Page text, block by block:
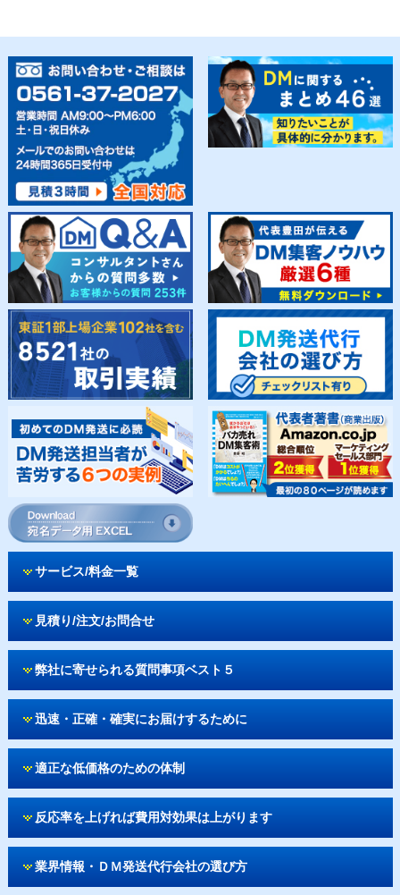
サービス/料金一覧
見積り/注文/お問合せ
弊社に寄せられる質問事項ベスト５
迅速・正確・確実にお届けするために
適正な低価格のための体制
反応率を上げれば費用対効果は上がります
業界情報・ＤＭ発送代行会社の選び方